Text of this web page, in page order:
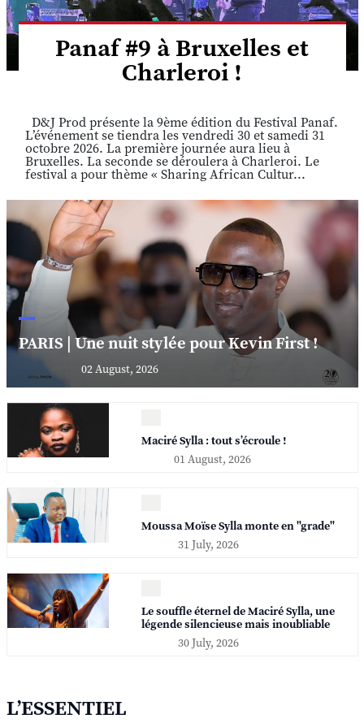
Panaf #9 à Bruxelles et
Charleroi !
D&J Prod présente la 9ème édition du Festival Panaf.
L’événement se tiendra les vendredi 30 et samedi 31
octobre 2026. La première journée aura lieu à
Bruxelles. La seconde se déroulera à Charleroi. Le
festival a pour thème « Sharing African Cultur...
PARIS | Une nuit stylée pour Kevin First !
02 August, 2026
Maciré Sylla : tout s’écroule !
01 August, 2026
Moussa Moïse Sylla monte en "grade"
31 July, 2026
Le souffle éternel de Maciré Sylla, une
légende silencieuse mais inoubliable
30 July, 2026
L’ESSENTIEL